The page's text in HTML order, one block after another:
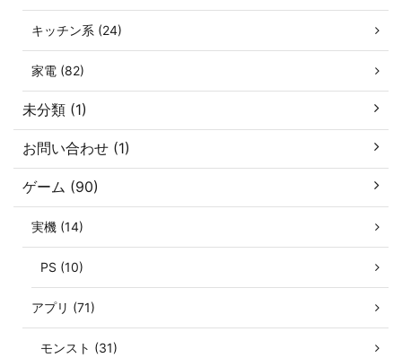
キッチン系 (24)
家電 (82)
未分類 (1)
お問い合わせ (1)
ゲーム (90)
実機 (14)
PS (10)
アプリ (71)
モンスト (31)